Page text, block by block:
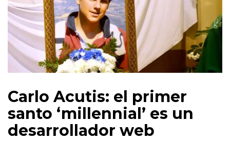
Carlo Acutis: el primer
santo ‘millennial’ es un
desarrollador web